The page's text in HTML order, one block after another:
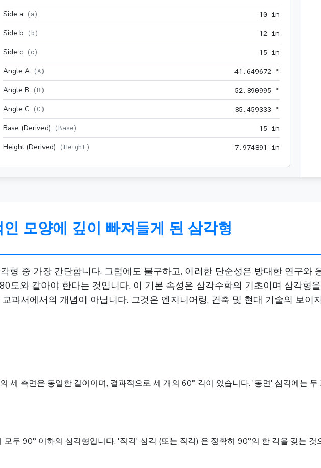
Side a (a) 10 in
Side b (b) 12 in
Side c (c) 1 5 in
Angle A (A) 41 .649672 °
Angle B (B) 52. 890995 °
Angle C (C) 85 .459333 °
Base (Derived) (Base) 1 5 in
Height (Derived) (Height) 7.974891 in
모양에 깊이 빠져들게 된 삼각형
형 중 가장 간단합니다. 그럼에도 불구하고, 이러한 단순성은 방대한 연구와
도와 같아야 한다는 것입니다. 이 기본 속성은 삼각수학의 기초이며 삼각형
과서에서의 개념이 아닙니다. 그것은 엔지니어링, 건축 및 현대 기술의 보이
세 측면은 동일한 길이이며, 결과적으로 세 개의 60° 각이 있습니다. '동면' 삼각에는
두 90° 이하의 삼각형입니다. '직각' 삼각 (또는 직각) 은 정확히 90°의 한 각을 갖는 것